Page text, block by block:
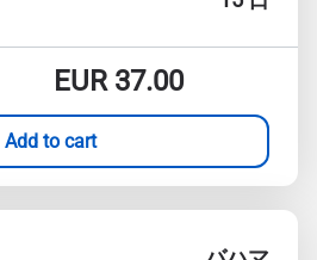
EUR37.00
Add to cart